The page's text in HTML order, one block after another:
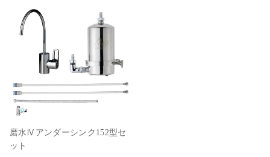
磨水Ⅳアンダーシンク152型セ
ット